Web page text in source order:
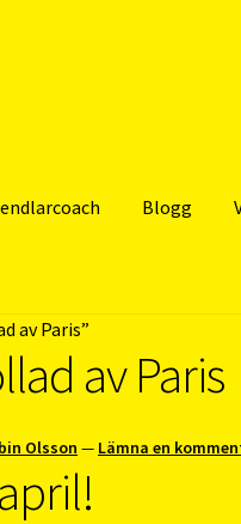
Blogg
av Paris”
av Paris
Olsson — Lämna en